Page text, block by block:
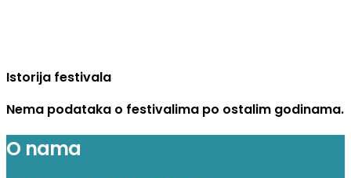
Istorija festivala
Nema podataka o festivalima po ostalim godinama.
O nama